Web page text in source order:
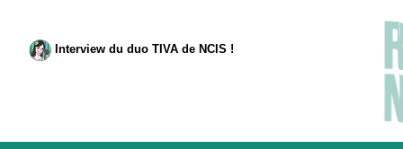
Interview du duo TIVA de NCIS !